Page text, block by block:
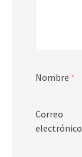
Nombre *
Correo
electrónico